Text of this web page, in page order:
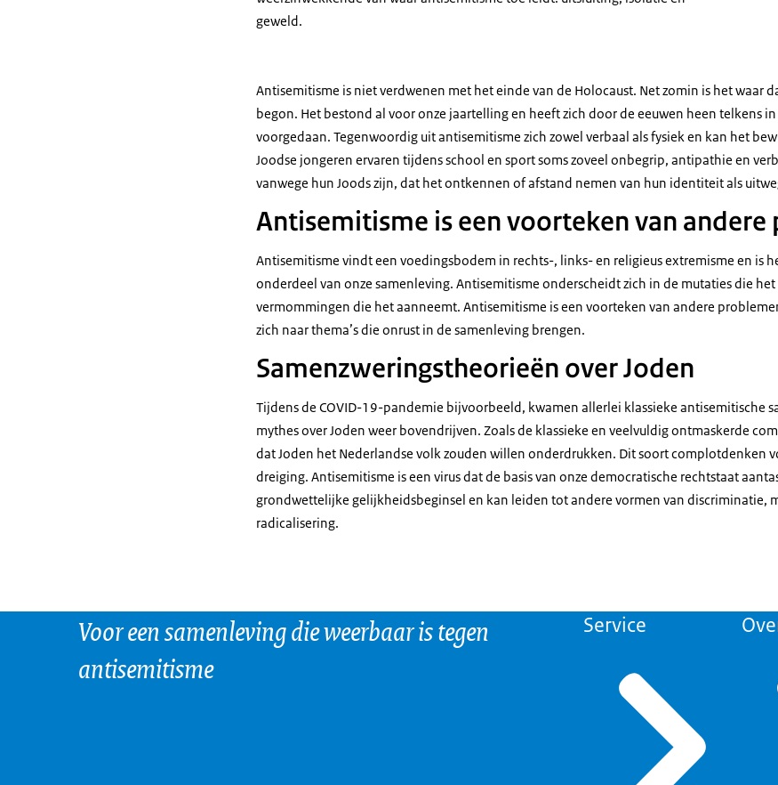
geweld.
Antisemitisme is niet verdwenen met het einde van de Holocaust. Net zomin is het waar
begon. Het bestond al voor onze jaartelling en heeft zich door de eeuwen heen telkens
voorgedaan. Tegenwoordig uit antisemitisme zich zowel verbaal als fysiek en kan het
Joodse jongeren ervaren tijdens school en sport soms zoveel onbegrip, antipathie en
vanwege hun Joods zijn, dat het ontkennen of afstand nemen van hun identiteit als
Antisemitisme is een voorteken van
Antisemitisme vindt een voedingsbodem in rechts-, links- en religieus extremisme en is
onderdeel van onze samenleving. Antisemitisme onderscheidt zich in de mutaties die
vermommingen die het aanneemt. Antisemitisme is een voorteken van andere
zich naar thema’s die onrust in de samenleving brengen.
Samenzweringstheorieën over Joden
Tijdens de COVID-19-pandemie bijvoorbeeld, kwamen allerlei klassieke antisemitische
mythes over Joden weer bovendrijven. Zoals de klassieke en veelvuldig ontmaskerde
dat Joden het Nederlandse volk zouden willen onderdrukken. Dit soort complotdenken
dreiging. Antisemitisme is een virus dat de basis van onze democratische rechtstaat
grondwettelijke gelijkheidsbeginsel en kan leiden tot andere vormen van discriminatie,
radicalisering.
Voor een samenleving die weerbaar is tegen
antisemitisme
Service